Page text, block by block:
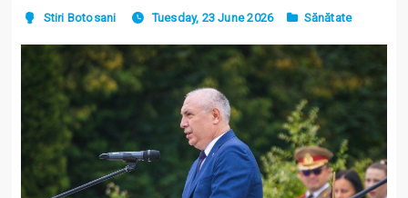
Stiri Botosani Tuesday, 23 June 2026 Sănătate